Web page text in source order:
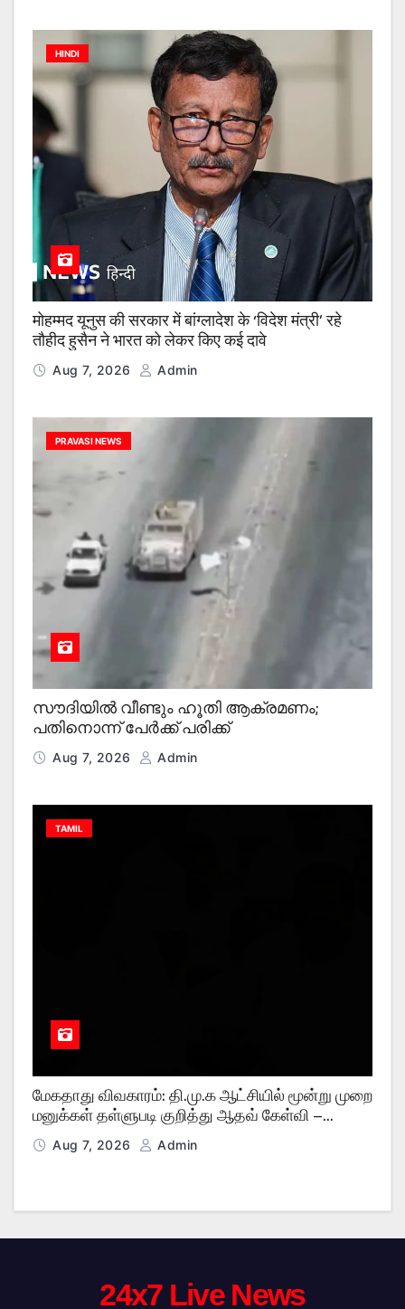
HINDI
मोहम्मद यूनुस की सरकार में बांग्लादेश के ‘विदेश मंत्री’ रहे
तौहीद हुसैन ने भारत को लेकर किए कई दावे
Aug 7, 2026 Admin
PRAVASI NEWS
സൗദിയിൽ വീണ്ടും ഹൂതി ആക്രമണം;
പതിനൊന്ന് പേർക്ക് പരിക്ക്
Aug 7, 2026 Admin
TAMIL
மேகதாது விவகாரம்: தி.மு.க ஆட்சியில் மூன்று முறை
மனுக்கள் தள்ளுபடி குறித்து ஆதவ் கேள்வி –
கே.என். நேரு பதில்
Aug 7, 2026 Admin
24x7 Live News